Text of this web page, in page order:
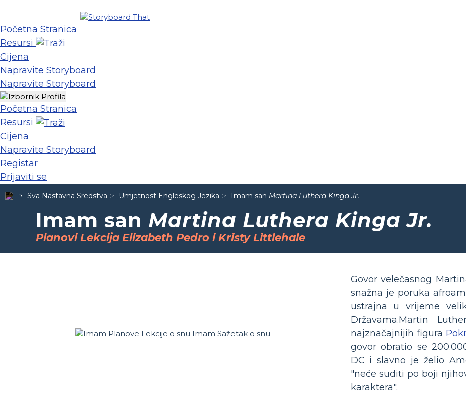
Početna Stranica
Resursi
Cijena
Napravite Storyboard
Napravite Storyboard
Početna Stranica
Resursi
Cijena
Napravite Storyboard
Registar
Prijaviti se
Sva Nastavna Sredstva Umjetnost Engleskog Jezika Imam san Martina Luthera Kinga Jr.
Imam san Martina Luthera Kinga Jr.
Planovi Lekcija Elizabeth Pedro i Kristy Littlehale
Govor velečasnog
snažna je poruka
ustrajna u vrijeme
Državama. Martin
najznačajnijih figura
govor obratio se
DC i slavno je želio
"neće suditi po boji
karaktera".